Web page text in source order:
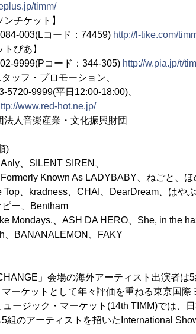
timm/
ット】
コード：74459) http://l-tike.com/
あ】
コード：344-305) http://w.pia.jp/t/
ッフ・プロモーション、
平日12:00-18:00)、
www.red-hot.ne.jp/
楽産業・文化振興財団
)
、SILENT SIREN、
As LADYBABY、ねごと、ほ
、kradness、CHAI、DearDream、はやぶ
Bentham
Mondays.、ASH DA HERO、She, in the
、FAKY
」会場の海外アーティスト出演者は5
ーケットとして年々評価を重ねる東京国際
ージック・マーケット(14th TIMM)では、
組のアーティストを招いたInternational